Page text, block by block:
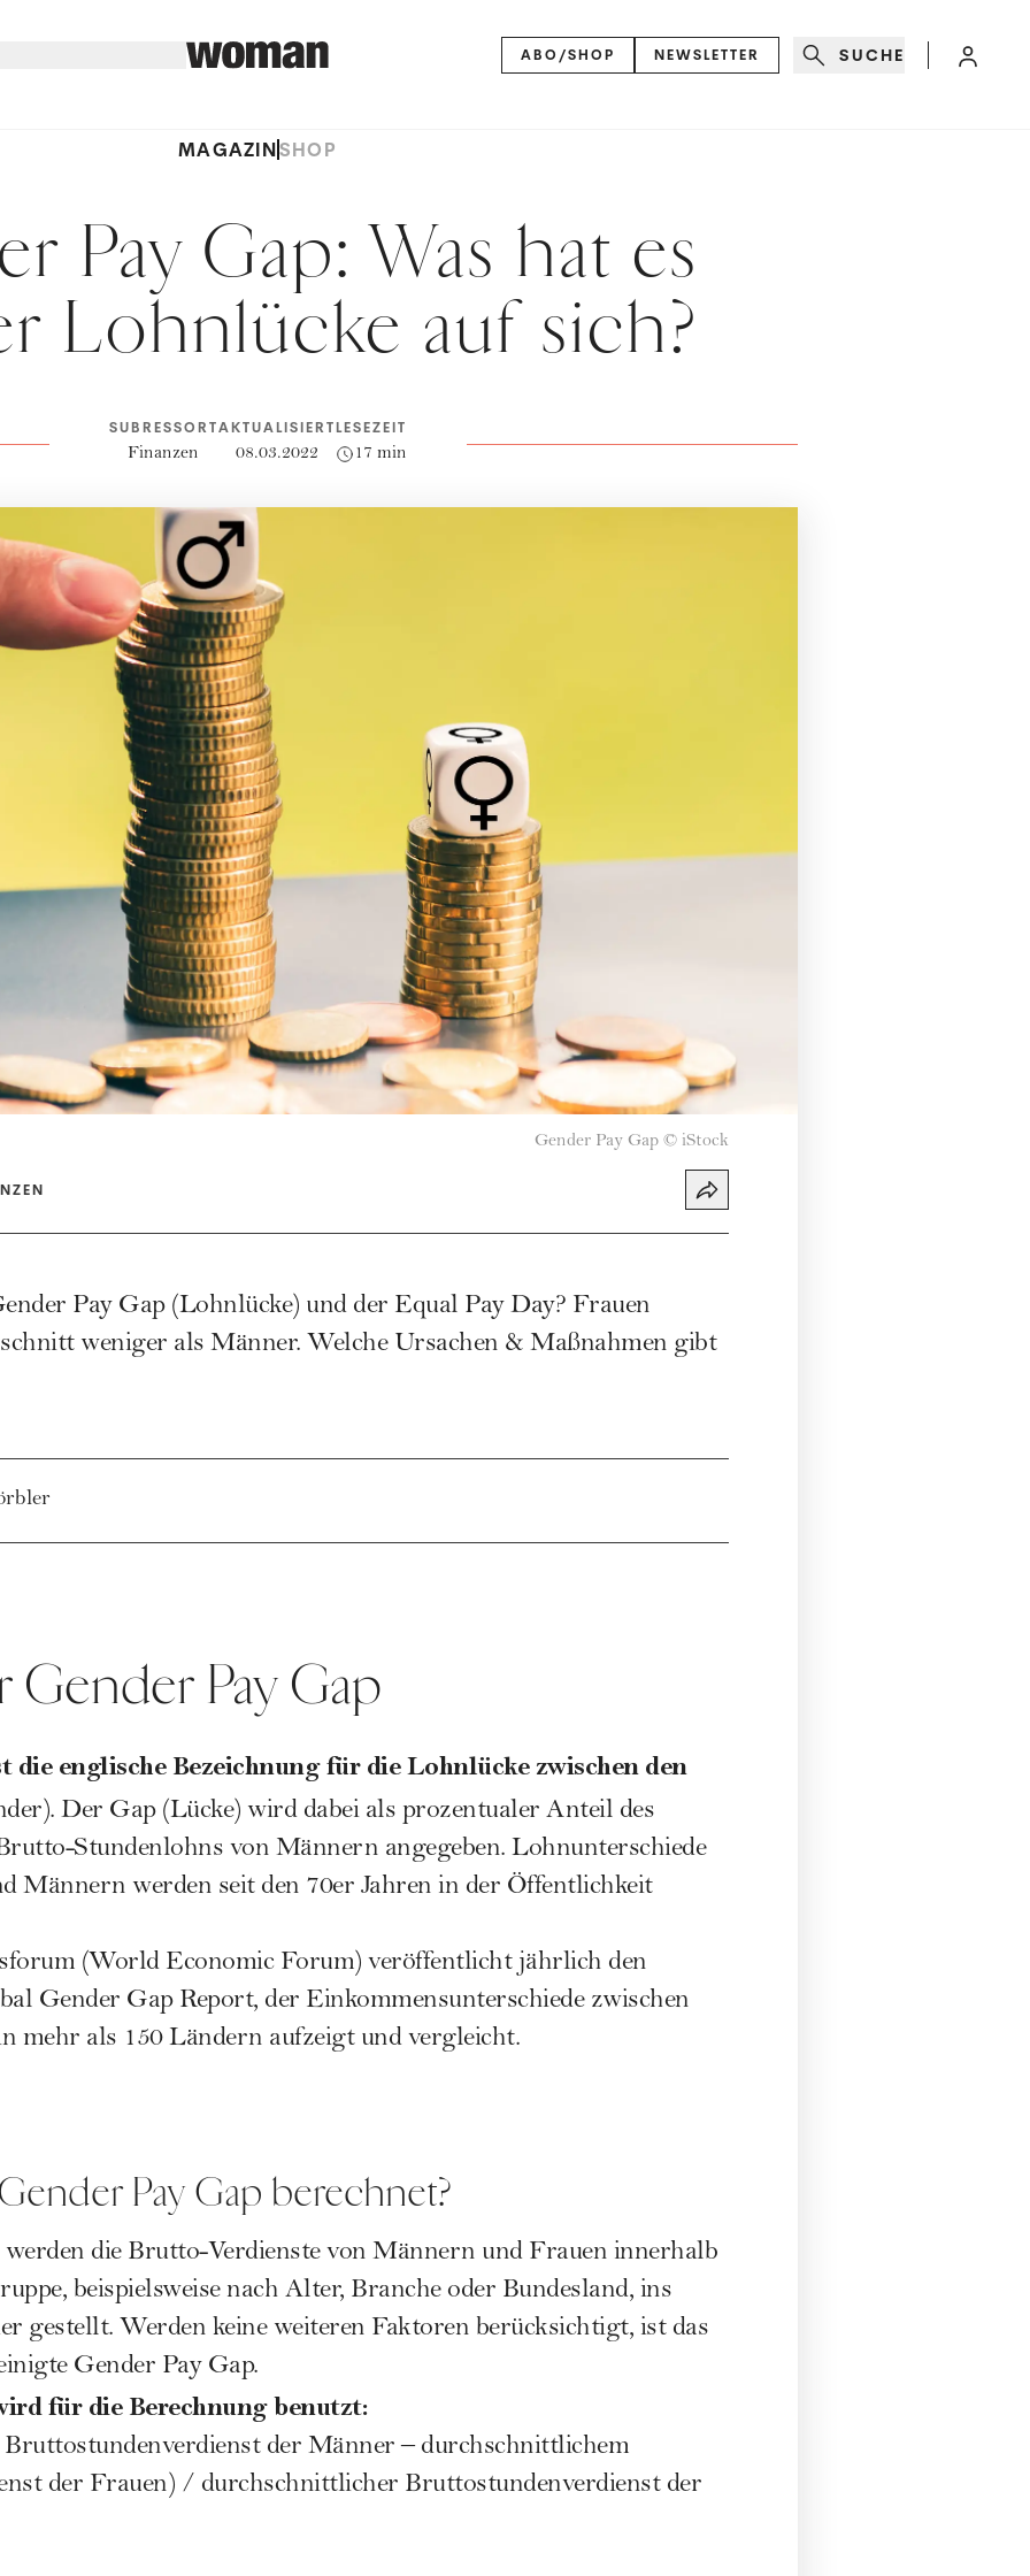
ABO/SHOP NEWSLETTER SUCHE
MAGAZINSHOP
Pay Gap: Was hat es
Lohnlücke auf sich?
SUBRESSORT
Finanzen
AKTUALISIERT
08.03.2022
LESEZEIT
17 min
Gender Pay Gap © iStock
Pay Gap (Lohnlücke) und der Equal Pay Day? Frauen
weniger als Männer. Welche Ursachen & Maßnahmen gibt
Gender Pay Gap
die englische Bezeichnung für die Lohnlücke zwischen den
Der Gap (Lücke) wird dabei als prozentualer Anteil des
Stundenlohns von Männern angegeben. Lohnunterschiede
Männern werden seit den 70er Jahren in der Öffentlichkeit
(World Economic Forum) veröffentlicht jährlich den
Gender Gap Report, der Einkommensunterschiede zwischen
mehr als 150 Ländern aufzeigt und vergleicht.
Pay Gap berechnet?
die Brutto-Verdienste von Männern und Frauen innerhalb
beispielsweise nach Alter, Branche oder Bundesland, ins
gestellt. Werden keine weiteren Faktoren berücksichtigt, ist das
Gender Pay Gap.
für die Berechnung benutzt:
der Männer – durchschnittlichem
der Frauen) / durchschnittlicher Brutto­stundenverdienst der